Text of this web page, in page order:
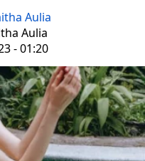
Aulia
Aulia
- 01:20